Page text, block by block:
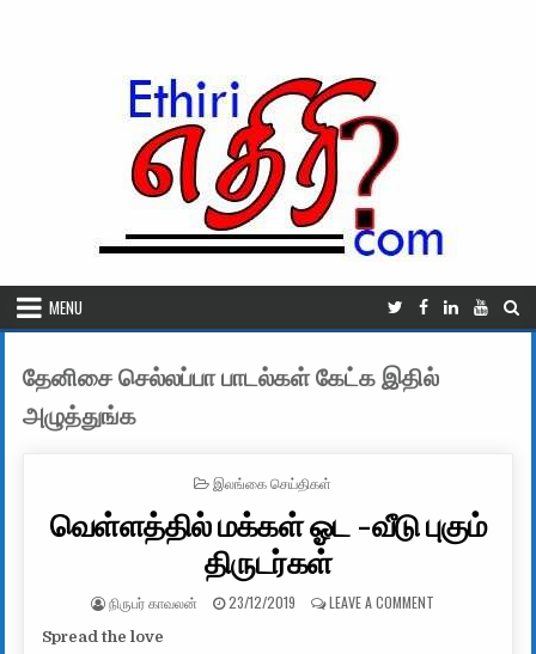
MENU
தேனிசை செல்லப்பா பாடல்கள் கேட்க இதில்
அழுத்துங்க
POSTED IN
இலங்கை செய்திகள்
வெள்ளத்தில் மக்கள் ஓட -வீடு புகும்
திருடர்கள்
AUTHOR:
நிருபர் காவலன் PUBLISHED DATE:
23/12/2019 LEAVE A COMMENTON வெள்ளத்தில்
Spread the love